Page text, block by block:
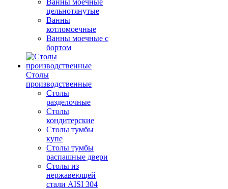
Ванны моечные
цельнотянутые
Ванны
котломоечные
Ванны моечные с
бортом
Столы
производственные
Столы
разделочные
Столы
кондитерские
Столы тумбы
купе
Столы тумбы
распашные двери
Столы из
нержавеющей
стали AISI 304